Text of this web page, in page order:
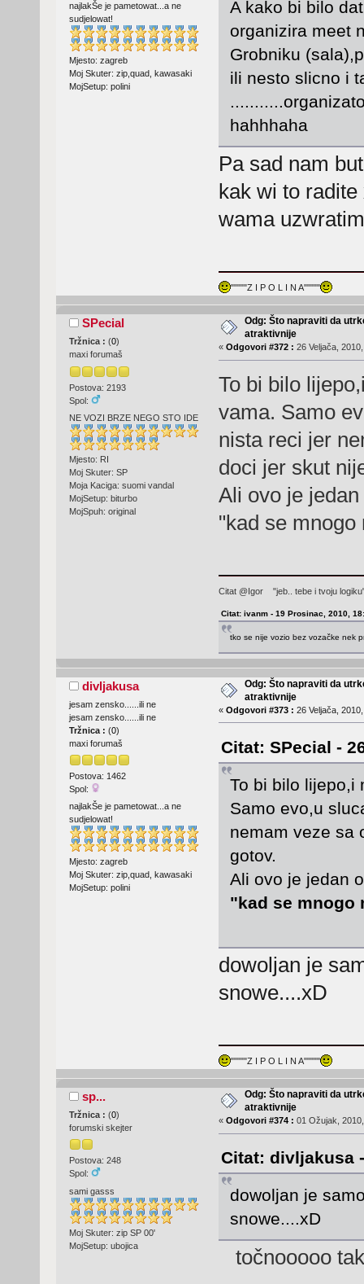
najlakŠe je pametowat...a ne
sudjelowat!
Mjesto: zagreb
Moj Skuter: zip,quad, kawasaki
MojSetup: polini
A kako bi bilo
organizira meet
Grobniku
ili nesto slicno i
hahhhaha
Pa sad nam
kak wi to
wama
"""""Z I P O L I N A"""""
SPecial
Tržnica : (0)
maxi forumaš
Postova: 2193
Spol:
NE VOZI BRZE NEGO STO IDE
Mjesto: RI
Moj Skuter: SP
Moja Kaciga: suomi vandal
MojSetup: biturbo
MojSpuh: original
Odg: Što napraviti da
atraktivnije
« Odgovori #372 : 26 Veljača,
To bi bilo
vama. Samo
nista reci jer
doci jer skut
Ali ovo je
"kad se mnogo
Citat @Igor "jeb.. tebe i tvoju
Citat: ivanm - 19 Prosinac, 2010,
tko se nije vozio bez vozačke nek
divljakusa
jesam zensko......ili ne
jesam zensko......ili ne
Tržnica : (0)
maxi forumaš
Postova: 1462
Spol:
najlakŠe je pametowat...a ne
sudjelowat!
Mjesto: zagreb
Moj Skuter: zip,quad, kawasaki
MojSetup: polini
Odg: Što napraviti da
atraktivnije
« Odgovori #373 : 26 Veljača,
Citat: SPecial -
To bi bilo lijepo,i
Samo evo,u
nemam veze sa
gotov.
Ali ovo je jedan
"kad se mnogo
dowoljan je
snowe....xD
"""""Z I P O L I N A"""""
sp...
Tržnica : (0)
forumski skejter
Postova: 248
Spol:
sami gasss
Moj Skuter: zip SP 00'
MojSetup: ubojica
Odg: Što napraviti da
atraktivnije
« Odgovori #374 : 01 Ožujak,
Citat: divljakusa
dowoljan je
snowe....xD
točnooooo